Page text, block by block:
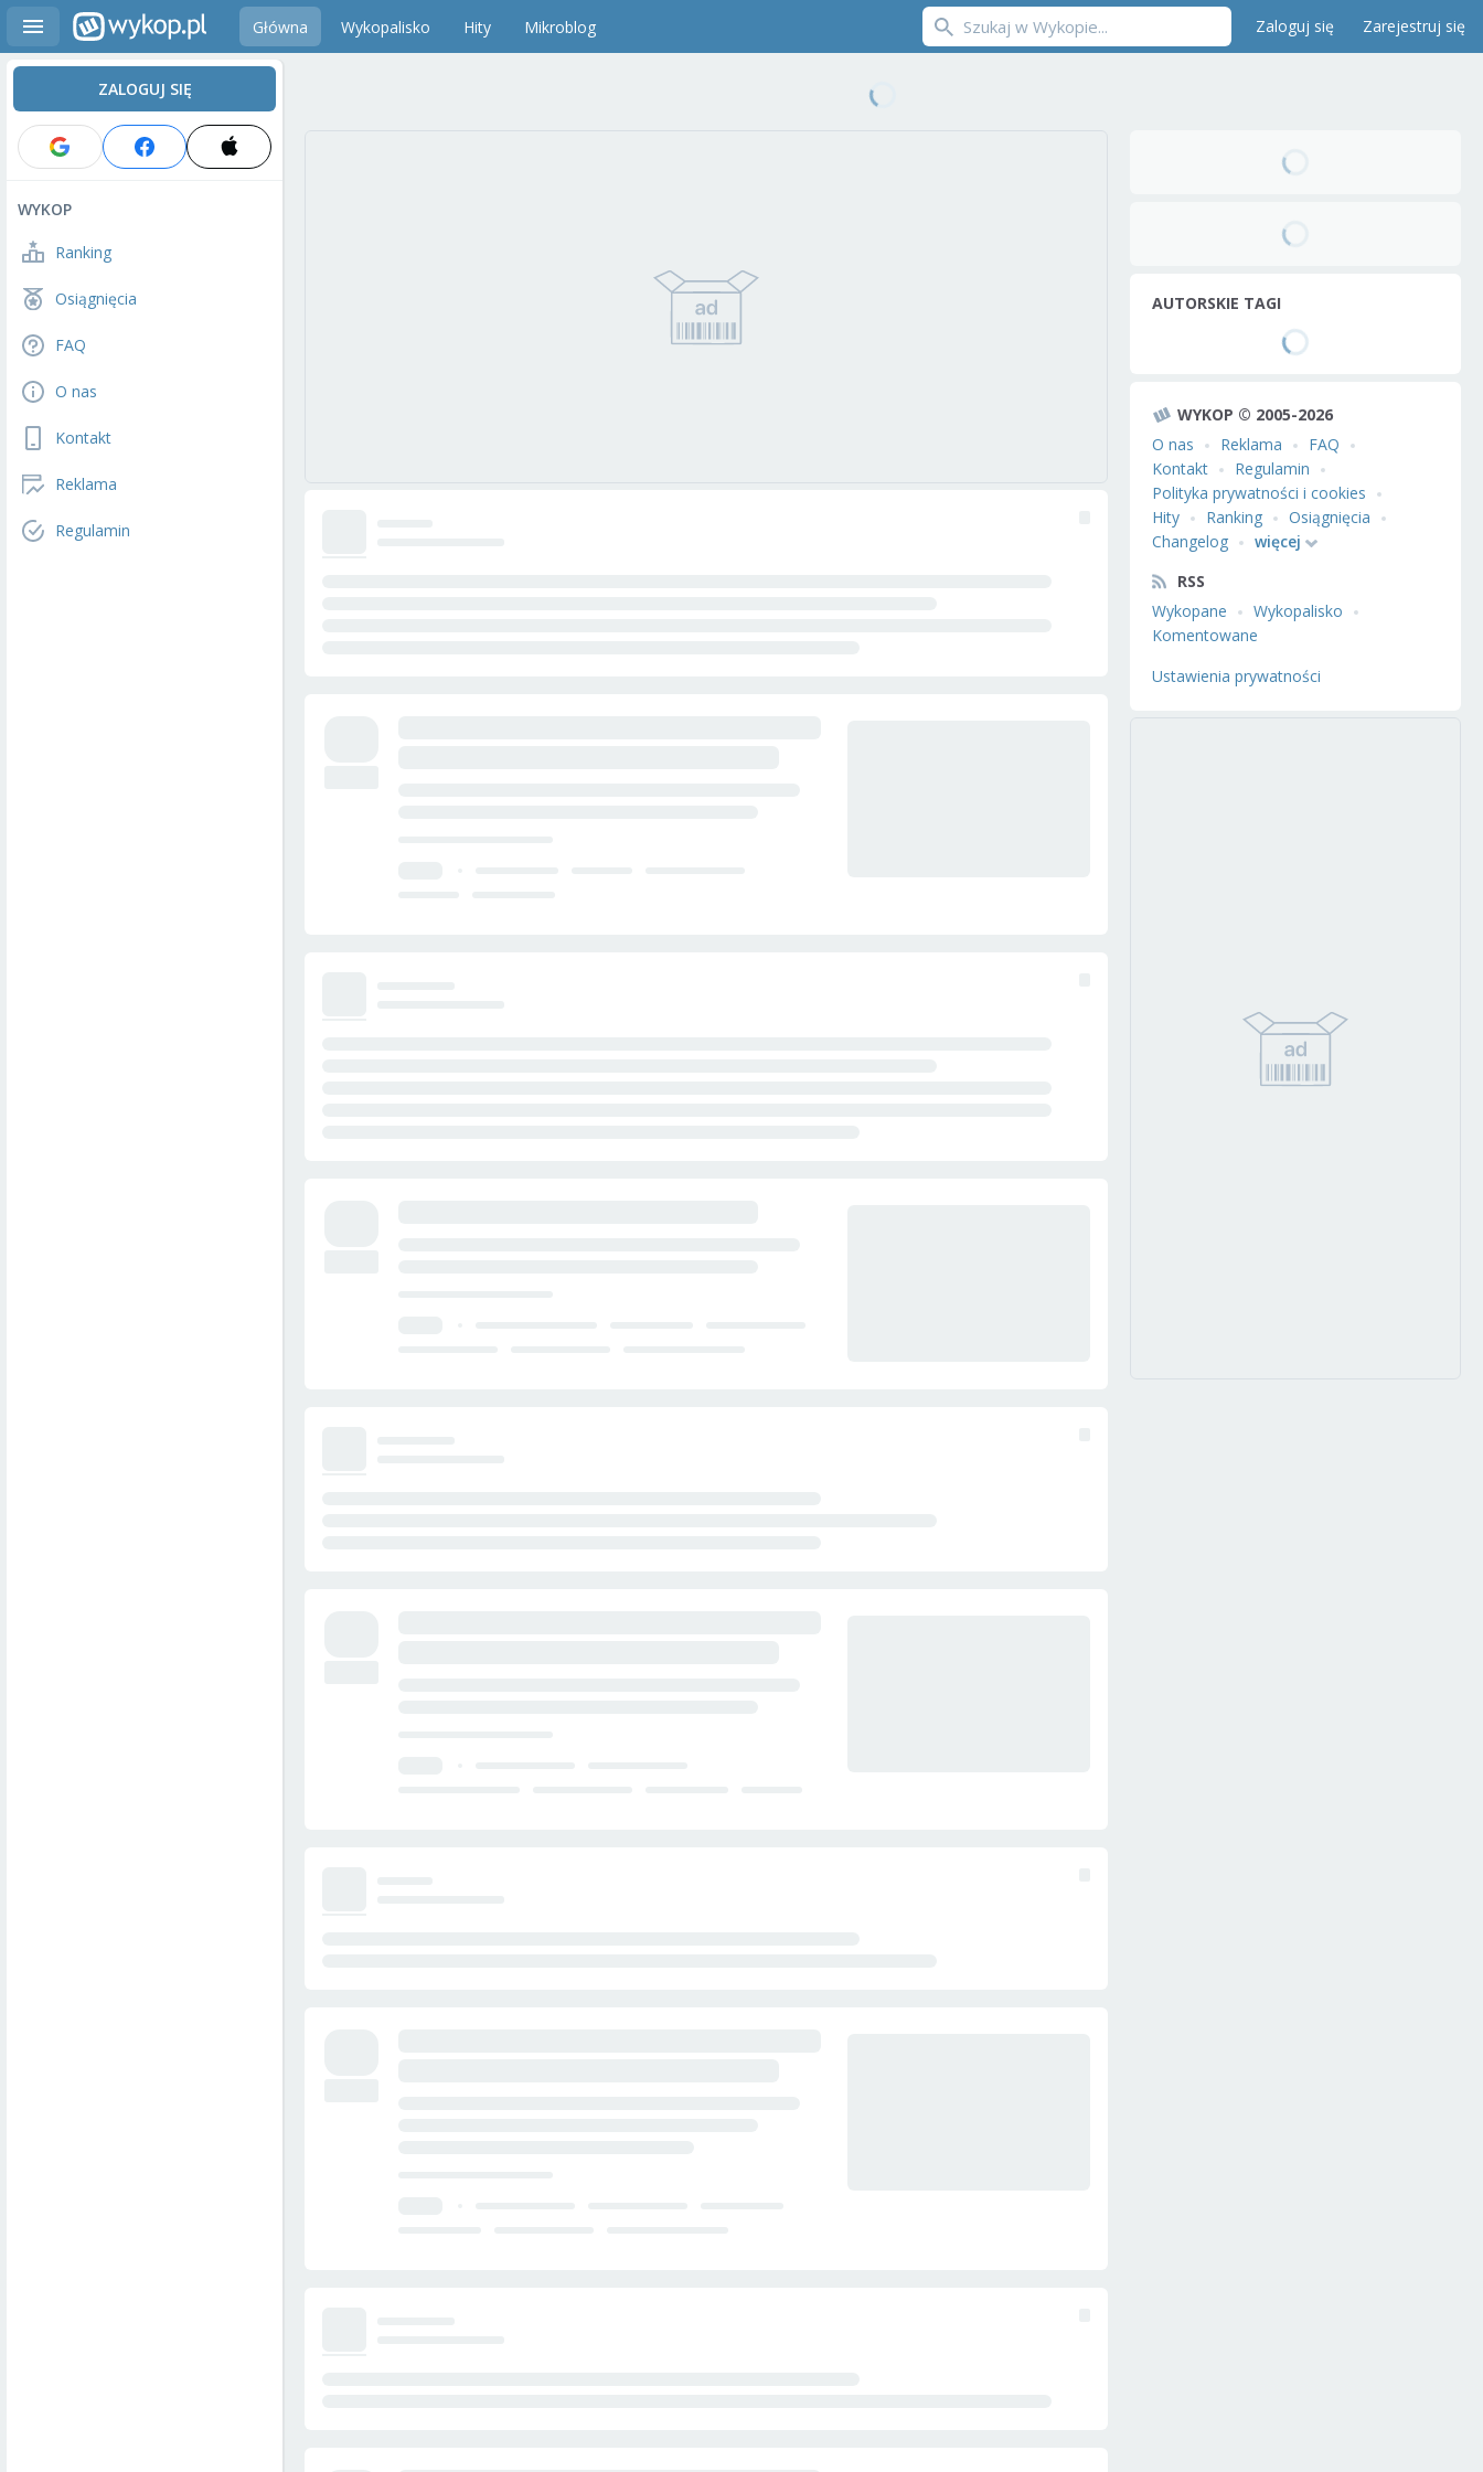
Główna Wykopalisko Hity Mikroblog Zaloguj się Zarejestruj się
ZALOGUJ SIĘ
WYKOP
Ranking
Osiągnięcia
FAQ
O nas
Kontakt
Reklama
Regulamin
AUTORSKIE TAGI
WYKOP © 2005-2026
O nas
Reklama
FAQ
Kontakt
Regulamin
Polityka prywatności i cookies
Hity
Ranking
Osiągnięcia
Changelog
więcej
RSS
Wykopane
Wykopalisko
Komentowane
Ustawienia prywatności